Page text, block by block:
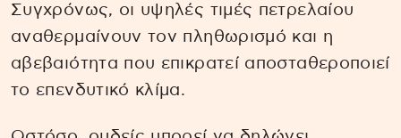
Συγχρόνως, οι υψηλές τιμές πετρελαίου
αναθερμαίνουν τον πληθωρισμό και η
αβεβαιότητα που επικρατεί αποσταθεροποιεί
το επενδυτικό κλίμα.